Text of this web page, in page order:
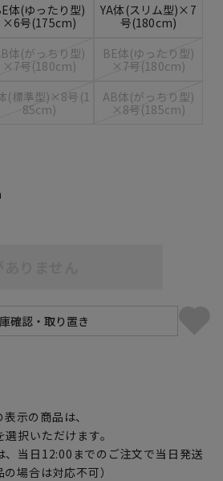
体(ゆったり型)
×6号(175cm)
YA体(スリム型)×7
号(180cm)
体(がっちり型)
×7号(180cm)
BE体(ゆったり型)
×7号(180cm)
(標準型)×8号(1
85cm)
AB体(がっちり型)
×8号(185cm)
表示の商品は、
択いただけます。
、当日12:00までのご注文で当日発送
場合は対応不可）